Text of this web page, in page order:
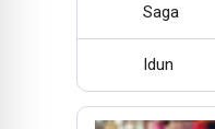
Saga
Idun